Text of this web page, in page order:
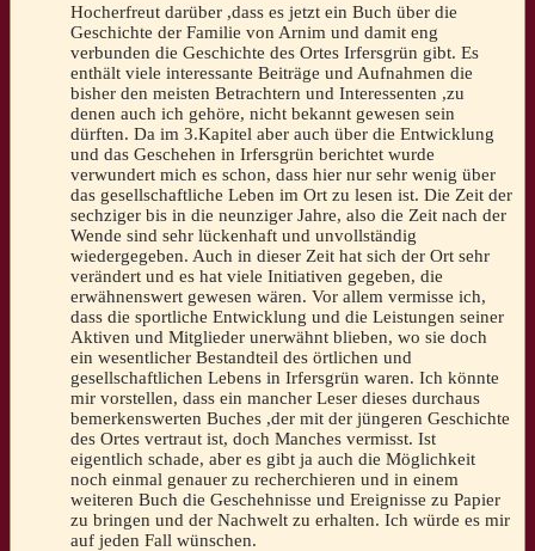
Hocherfreut darüber ,dass es jetzt ein Buch über die
Geschichte der Familie von Arnim und damit eng
verbunden die Geschichte des Ortes Irfersgrün gibt. Es
enthält viele interessante Beiträge und Aufnahmen die
bisher den meisten Betrachtern und Interessenten ,zu
denen auch ich gehöre, nicht bekannt gewesen sein
dürften. Da im 3.Kapitel aber auch über die Entwicklung
und das Geschehen in Irfersgrün berichtet wurde
verwundert mich es schon, dass hier nur sehr wenig über
das gesellschaftliche Leben im Ort zu lesen ist. Die Zeit der
sechziger bis in die neunziger Jahre, also die Zeit nach der
Wende sind sehr lückenhaft und unvollständig
wiedergegeben. Auch in dieser Zeit hat sich der Ort sehr
verändert und es hat viele Initiativen gegeben, die
erwähnenswert gewesen wären. Vor allem vermisse ich,
dass die sportliche Entwicklung und die Leistungen seiner
Aktiven und Mitglieder unerwähnt blieben, wo sie doch
ein wesentlicher Bestandteil des örtlichen und
gesellschaftlichen Lebens in Irfersgrün waren. Ich könnte
mir vorstellen, dass ein mancher Leser dieses durchaus
bemerkenswerten Buches ,der mit der jüngeren Geschichte
des Ortes vertraut ist, doch Manches vermisst. Ist
eigentlich schade, aber es gibt ja auch die Möglichkeit
noch einmal genauer zu recherchieren und in einem
weiteren Buch die Geschehnisse und Ereignisse zu Papier
zu bringen und der Nachwelt zu erhalten. Ich würde es mir
auf jeden Fall wünschen.